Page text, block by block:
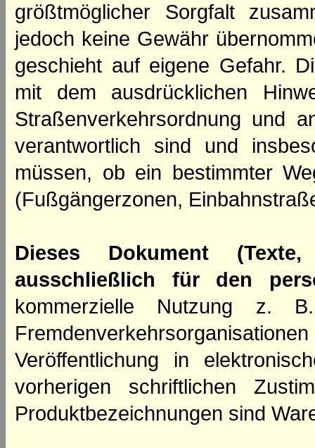
größtmöglicher Sorgfalt
jedoch keine Gewähr
geschieht auf eigene Gefahr.
mit dem ausdrücklichen
Straßenverkehrsordnung und
verantwortlich sind und
müssen, ob ein bestimmter
(Fußgängerzonen,
Dieses Dokument
ausschließlich für den
kommerzielle Nutzung z.
Veröffentlichung in
vorherigen schriftlichen
Produktbezeichnungen sind